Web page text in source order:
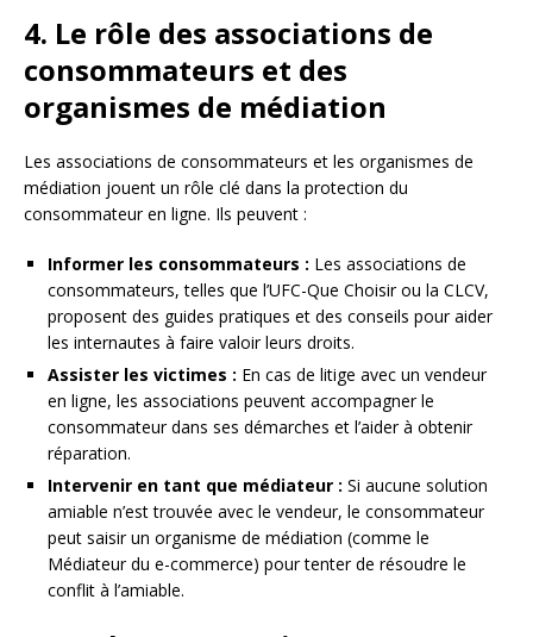
4. Le rôle des associations de
consommateurs et des
organismes de médiation
Les associations de consommateurs et les organismes de
médiation jouent un rôle clé dans la protection du
consommateur en ligne. Ils peuvent :
Informer les consommateurs : Les associations de
consommateurs, telles que l’UFC-Que Choisir ou la CLCV,
proposent des guides pratiques et des conseils pour aider
les internautes à faire valoir leurs droits.
Assister les victimes : En cas de litige avec un vendeur
en ligne, les associations peuvent accompagner le
consommateur dans ses démarches et l’aider à obtenir
réparation.
Intervenir en tant que médiateur : Si aucune solution
amiable n’est trouvée avec le vendeur, le consommateur
peut saisir un organisme de médiation (comme le
Médiateur du e-commerce) pour tenter de résoudre le
conflit à l’amiable.